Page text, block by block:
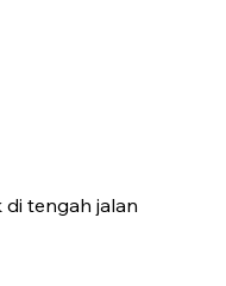
tengah jalan